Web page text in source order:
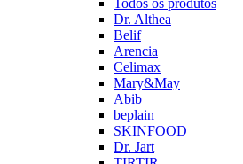
Todos os produtos
Dr. Althea
Belif
Arencia
Celimax
Mary&May
Abib
beplain
SKINFOOD
Dr. Jart